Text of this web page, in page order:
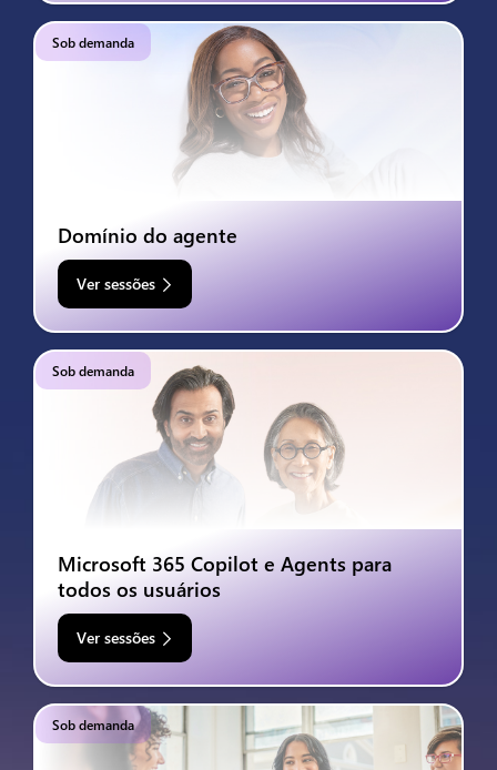
Sob demanda
Domínio do agente
Ver sessões
Sob demanda
Microsoft 365 Copilot e Agents para
todos os usuários
Ver sessões
Sob demanda